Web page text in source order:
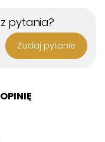
pytania?
Zadaj pytanie